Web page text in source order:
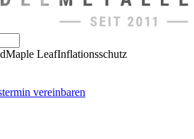
Maple LeafInflationsschutz
vereinbaren